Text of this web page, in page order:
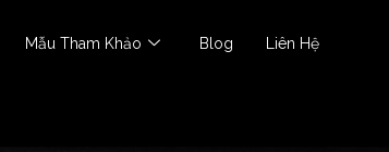
Mẫu Tham Khảo Blog Liên Hệ